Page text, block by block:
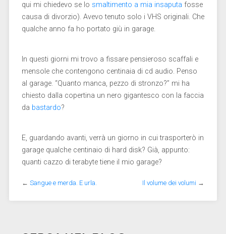
qui mi chiedevo se lo smaltimento a mia insaputa fosse
causa di divorzio). Avevo tenuto solo i VHS originali. Che
qualche anno fa ho portato giù in garage.
In questi giorni mi trovo a fissare pensieroso scaffali e
mensole che contengono centinaia di cd audio. Penso
al garage. “Quanto manca, pezzo di stronzo?” mi ha
chiesto dalla copertina un nero gigantesco con la faccia
da bastardo?
E, guardando avanti, verrà un giorno in cui trasporterò in
garage qualche centinaio di hard disk? Già, appunto:
quanti cazzo di terabyte tiene il mio garage?
← Sangue e merda. E urla. Il volume dei volumi →